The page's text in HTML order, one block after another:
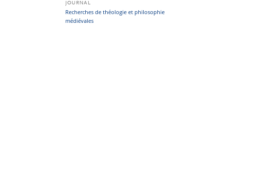
JOURNAL
Recherches de théologie et philosophie
médiévales